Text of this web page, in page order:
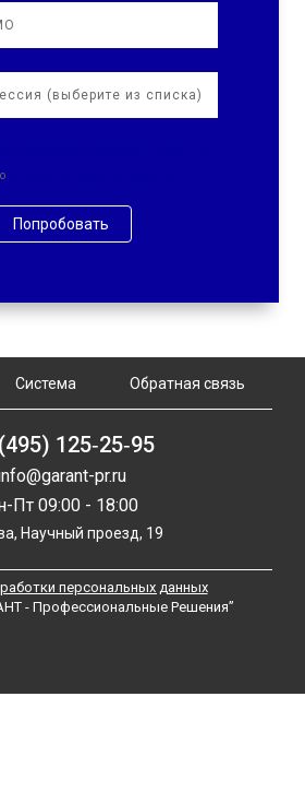
Попробовать
Система Обратная связь
125‑25‑95
pr.ru
Пт 09:00 - 18:00
Научный проезд, 19
персональных данных
- Профессиональные Решения”